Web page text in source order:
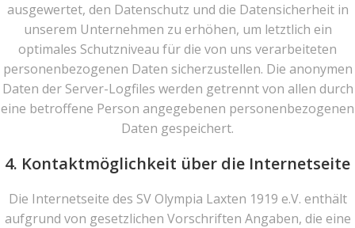
ausgewertet, den Datenschutz und die Datensicherheit in
unserem Unternehmen zu erhöhen, um letztlich ein
optimales Schutzniveau für die von uns verarbeiteten
personenbezogenen Daten sicherzustellen. Die anonymen
Daten der Server-Logfiles werden getrennt von allen durch
eine betroffene Person angegebenen personenbezogenen
Daten gespeichert.
4. Kontaktmöglichkeit über die Internetseite
Die Internetseite des SV Olympia Laxten 1919 e.V. enthält
aufgrund von gesetzlichen Vorschriften Angaben, die eine